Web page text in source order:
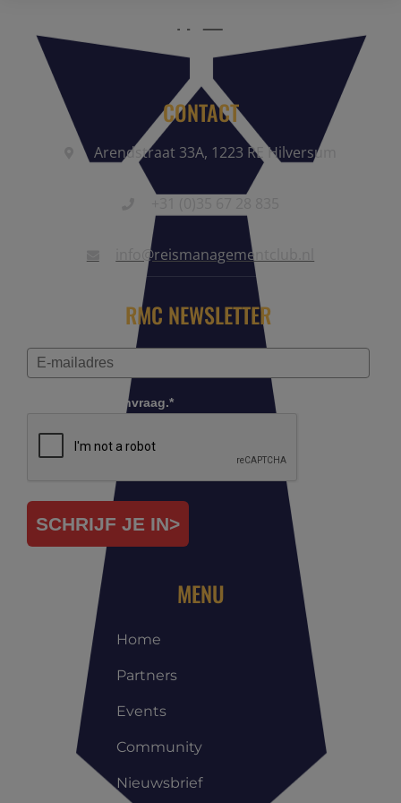
CONTACT
Arendstraat 33A, 1223 RE Hilversum
info@reismanagementclub.nl
RMC NEWSLETTER
Controleer je aanvraag.*
SCHRIJF JE IN>
MENU
Home
Partners
Events
Community
Nieuwsbrief